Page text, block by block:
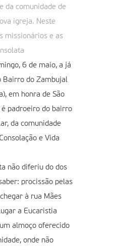
da comunidade de
igreja. Neste
missionários e as
6 de maio, a já
do Zambujal
em honra de São
é padroeiro do bairro
da comunidade
e Vida
não diferiu do dos
procissão pelas
à rua Mães
a Eucaristia
almoço oferecido
onde não